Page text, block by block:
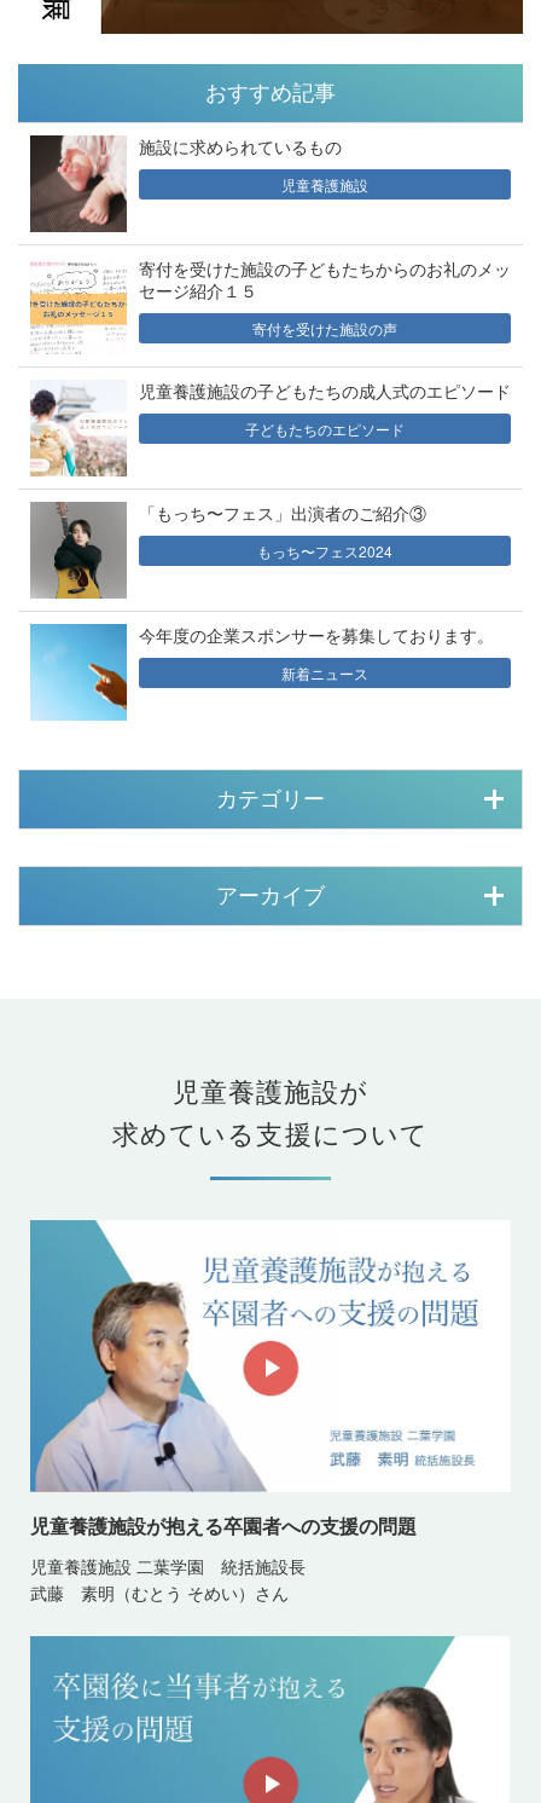
おすすめ記事
施設に求められているもの
児童養護施設
寄付を受けた施設の子どもたちからのお礼のメッ
セージ紹介１５
寄付を受けた施設の声
児童養護施設の子どもたちの成人式のエピソード
子どもたちのエピソード
「もっち〜フェス」出演者のご紹介③
もっち〜フェス2024
今年度の企業スポンサーを募集しております。
新着ニュース
カテゴリー
アーカイブ
児童養護施設が
求めている支援について
児童養護施設が抱える卒園者への支援の問題
児童養護施設 二葉学園 統括施設長
武藤 素明（むとう そめい）さん